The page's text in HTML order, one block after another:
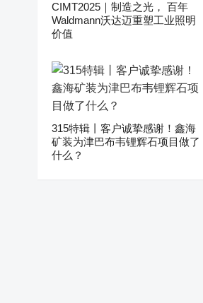
CIMT2025｜制造之光， 百年
Waldmann沃达迈重塑工业照明
价值
315特辑丨客户诚挚感谢！鑫海
矿装为津巴布韦锂辉石项目做了
什么？